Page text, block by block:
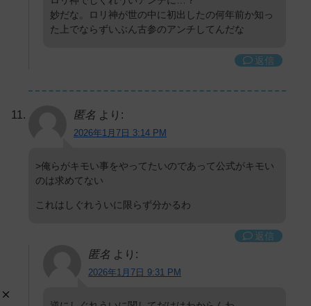
妙だな。ロリ神が世の中に初出したの何年前か知っ
た上でならずいぶん古参のアンチしてんだな
返信
匿名 より:
2026年1月7日 3:14 PM
>俺らがキモい事をやってたいのであって公式がキモい
のは求めてない
これはしぐれういに限らず分かるわ
返信
匿名 より:
2026年1月7日 9:31 PM